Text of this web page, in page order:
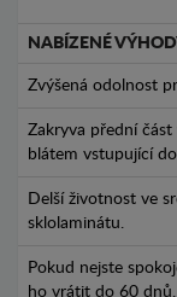
NABÍZENÉ
Zvýšená odolnost
Zakryva přední část
blátem vstupující
Delší životnost ve
sklolaminátu.
Pokud nejste
ho vrátit do 60 dnů.